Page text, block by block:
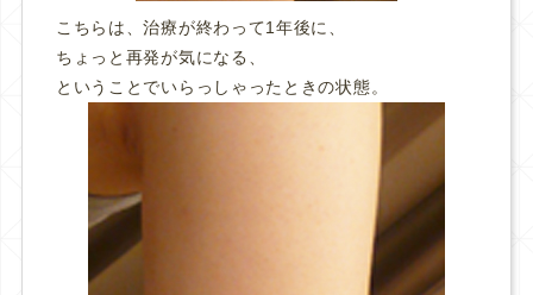
こちらは、治療が終わって1年後に、
ちょっと再発が気になる、
ということでいらっしゃったときの状態。